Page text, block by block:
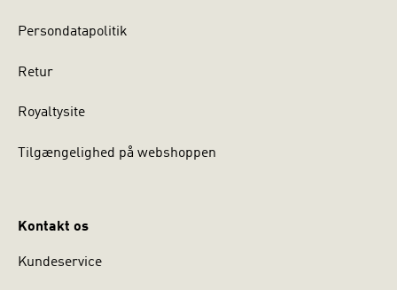
Persondatapolitik
Retur
Royaltysite
Tilgængelighed på webshoppen
Kontakt os
Kundeservice